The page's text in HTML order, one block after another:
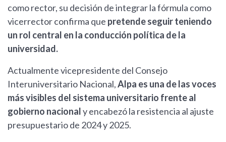
como rector, su decisión de integrar la fórmula como
vicerrector confirma que pretende seguir teniendo
un rol central en la conducción política de la
universidad.
Actualmente vicepresidente del Consejo
Interuniversitario Nacional,Alpa es una de las voces
más visibles del sistema universitario frente al
gobierno nacionaly encabezó la resistencia al ajuste
presupuestario de 2024 y 2025.